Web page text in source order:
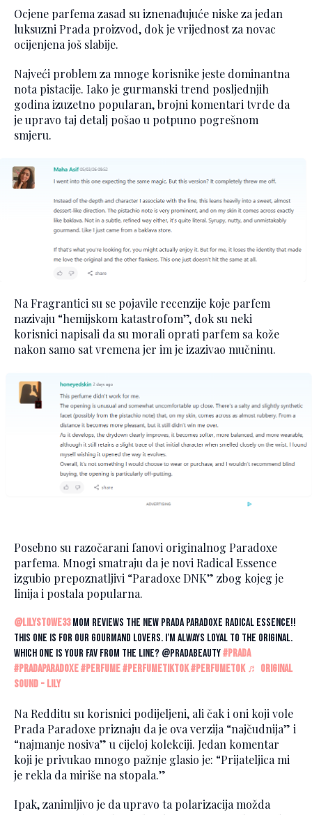
Ocjene parfema zasad su iznenađujuće niske za jedan
luksuzni Prada proizvod, dok je vrijednost za novac
ocijenjena još slabije.
Najveći problem za mnoge korisnike jeste dominantna
nota pistacije. Iako je gurmanski trend posljednjih
godina izuzetno popularan, brojni komentari tvrde da
je upravo taj detalj pošao u potpuno pogrešnom
smjeru.
Na Fragrantici su se pojavile recenzije koje parfem
nazivaju “hemijskom katastrofom”, dok su neki
korisnici napisali da su morali oprati parfem sa kože
nakon samo sat vremena jer im je izazivao mučninu.
Posebno su razočarani fanovi originalnog Paradoxe
parfema. Mnogi smatraju da je novi Radical Essence
izgubio prepoznatljivi “Paradoxe DNK” zbog kojeg je
linija i postala popularna.
@lilystowe33Mom reviews the NEW Prada Paradoxe Radical Essence!!
This one is for our gourmand lovers. I’m always loyal to the original.
Which one is your fav from the line? @pradabeauty#prada
#pradaparadoxe#perfume#perfumetiktok#perfumetok ♬ original
sound - Lily
Na Redditu su korisnici podijeljeni, ali čak i oni koji vole
Prada Paradoxe priznaju da je ova verzija “najčudnija” i
“najmanje nosiva” u cijeloj kolekciji. Jedan komentar
koji je privukao mnogo pažnje glasio je: “Prijateljica mi
je rekla da miriše na stopala.”
Ipak, zanimljivo je da upravo ta polarizacija možda